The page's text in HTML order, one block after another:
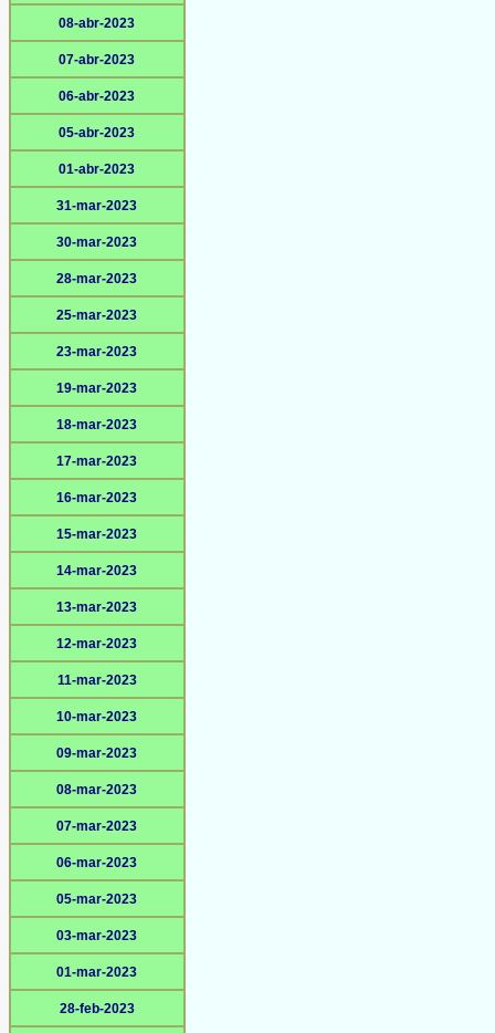
08-abr-2023
07-abr-2023
06-abr-2023
05-abr-2023
01-abr-2023
31-mar-2023
30-mar-2023
28-mar-2023
25-mar-2023
23-mar-2023
19-mar-2023
18-mar-2023
17-mar-2023
16-mar-2023
15-mar-2023
14-mar-2023
13-mar-2023
12-mar-2023
11-mar-2023
10-mar-2023
09-mar-2023
08-mar-2023
07-mar-2023
06-mar-2023
05-mar-2023
03-mar-2023
01-mar-2023
28-feb-2023